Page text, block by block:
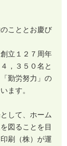
こととお慶び
立１２７周年
，３５０名と
勤労努力」の
ます。
して、ホーム
図ることを目
刷（株）が運